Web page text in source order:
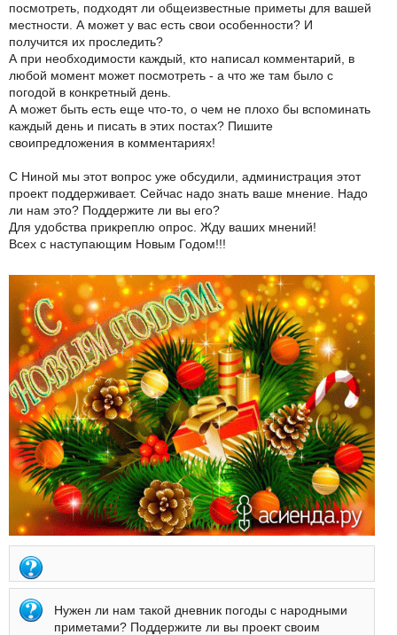
посмотреть, подходят ли общеизвестные приметы для вашей
местности. А может у вас есть свои особенности? И
получится их проследить?
А при необходимости каждый, кто написал комментарий, в
любой момент может посмотреть - а что же там было с
погодой в конкретный день.
А может быть есть еще что-то, о чем не плохо бы вспоминать
каждый день и писать в этих постах? Пишите
своипредложения в комментариях!
С Ниной мы этот вопрос уже обсудили, администрация этот
проект поддерживает. Сейчас надо знать ваше мнение. Надо
ли нам это? Поддержите ли вы его?
Для удобства прикреплю опрос. Жду ваших мнений!
Всех с наступающим Новым Годом!!!
Нужен ли нам такой дневник погоды с народными
приметами? Поддержите ли вы проект своим